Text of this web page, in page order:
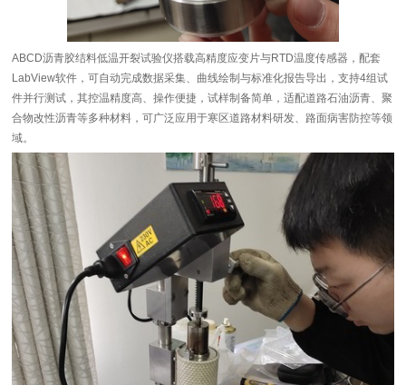
ABCD沥青胶结料低温开裂试验仪搭载高精度应变片与RTD温度传感器，配套
LabView软件，可自动完成数据采集、曲线绘制与标准化报告导出，支持4组试
件并行测试，其控温精度高、操作便捷，试样制备简单，适配道路石油沥青、聚
合物改性沥青等多种材料，可广泛应用于寒区道路材料研发、路面病害防控等领
域。